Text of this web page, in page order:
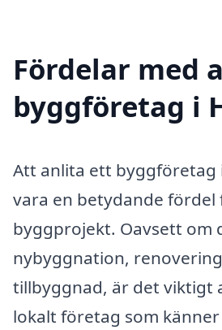
Fördelar med
byggföretag i
Att anlita ett byggföretag
vara en betydande
byggprojekt. Oavsett om
nybyggnation,
tillbyggnad, är det viktigt
lokalt företag som